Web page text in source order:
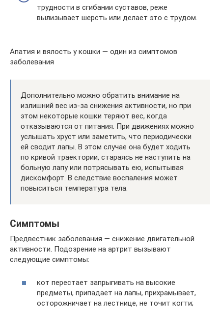
трудности в сгибании суставов, реже
вылизывает шерсть или делает это с трудом.
Апатия и вялость у кошки — один из симптомов
заболевания
Дополнительно можно обратить внимание на
излишний вес из-за снижения активности, но при
этом некоторые кошки теряют вес, когда
отказываются от питания. При движениях можно
услышать хруст или заметить, что периодически
ей сводит лапы. В этом случае она будет ходить
по кривой траектории, стараясь не наступить на
больную лапу или потрясывать ею, испытывая
дискомфорт. В следствие воспаления может
повыситься температура тела.
Симптомы
Предвестник заболевания — снижение двигательной
активности. Подозрение на артрит вызывают
следующие симптомы:
кот перестает запрыгивать на высокие
предметы, припадает на лапы, прихрамывает,
осторожничает на лестнице, не точит когти;